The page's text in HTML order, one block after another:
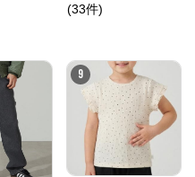
(33件)
9